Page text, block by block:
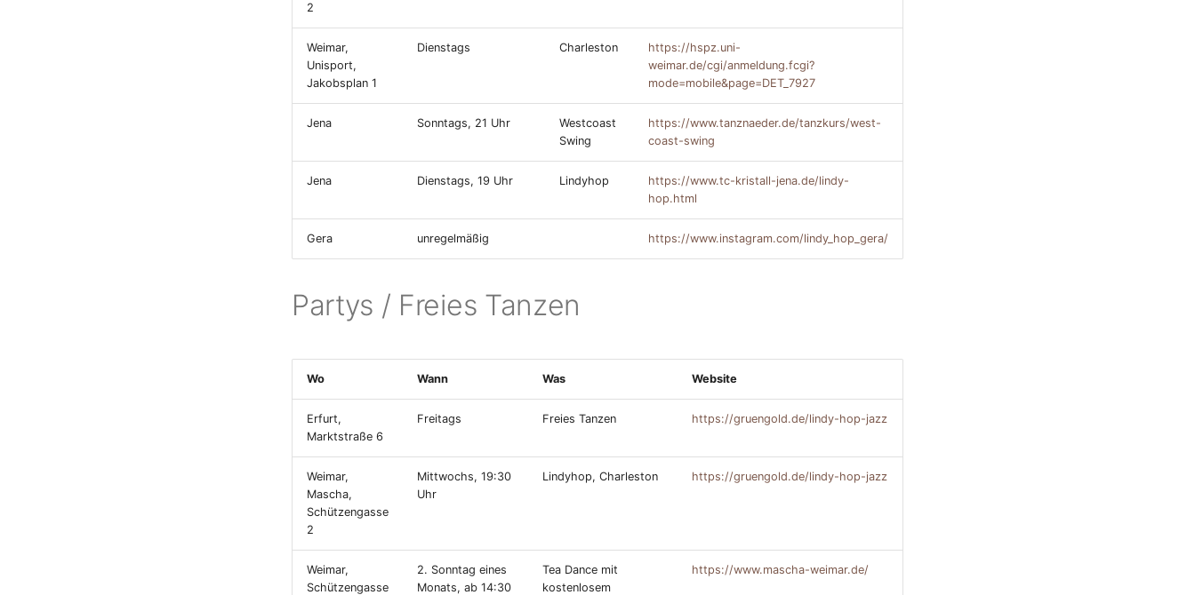
2
Weimar,
Unisport,
Jakobsplan 1
Dienstags Charleston
https://hspz.uni-
weimar.de/cgi/anmeldung.fcgi?
mode=mobile&page=DET_7927
Jena Sonntags, 21 Uhr
Westcoast
Swing
https://www.tanznaeder.de/tanzkurs/west-
coast-swing
Jena Dienstags, 19 Uhr Lindyhop
https://www.tc-kristall-jena.de/lindy-
hop.html
Gera unregelmäßig https://www.instagram.com/lindy_hop_gera/
Partys / Freies Tanzen
Wo Wann Was Website
Erfurt,
Marktstraße 6
Freitags Freies Tanzen https://gruengold.de/lindy-hop-jazz
Weimar,
Mascha,
Schützengasse
2
Mittwochs, 19:30
Uhr
Lindyhop, Charleston https://gruengold.de/lindy-hop-jazz
Weimar,
Schützengasse
2. Sonntag eines
Monats, ab 14:30
Tea Dance mit
kostenlosem
https://www.mascha-weimar.de/